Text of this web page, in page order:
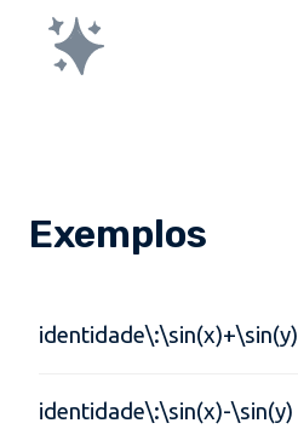
Exemplos
identidade\:\sin(x)+\sin(y)
identidade\:\sin(x)-\sin(y)